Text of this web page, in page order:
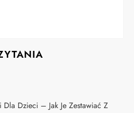
Dzieci – Jak Je Zestawiać Z